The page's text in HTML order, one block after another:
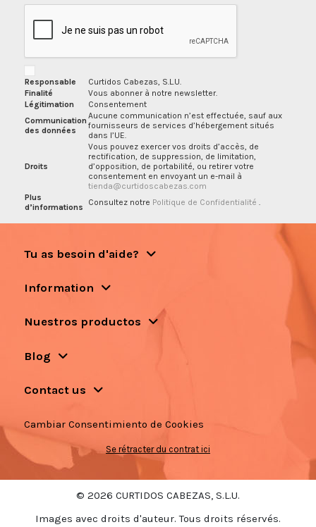
Responsable
Curtidos Cabezas, S.L.U.
Finalité
Vous abonner à notre newsletter.
Légitimation
Consentement
Communication
des données
Aucune communication n’est effectuée, sauf aux
fournisseurs de services d’hébergement situés
dans l’UE.
Droits
Vous pouvez exercer vos droits d’accès, de
rectification, de suppression, de limitation,
d’opposition, de portabilité, ou retirer votre
consentement en envoyant un e-mail à
tienda@curtidoscabezas.com
Plus
d’informations
Consultez notre Politique de Confidentialité .
Tu as besoin d'aide?
Information
Nuestros productos
Blog
Contact us
Cambiar Consentimiento de Cookies
Se rétracter du contrat ici
© 2026 CURTIDOS CABEZAS, S.L.U.
Images avec droits d'auteur. Tous droits réservés.